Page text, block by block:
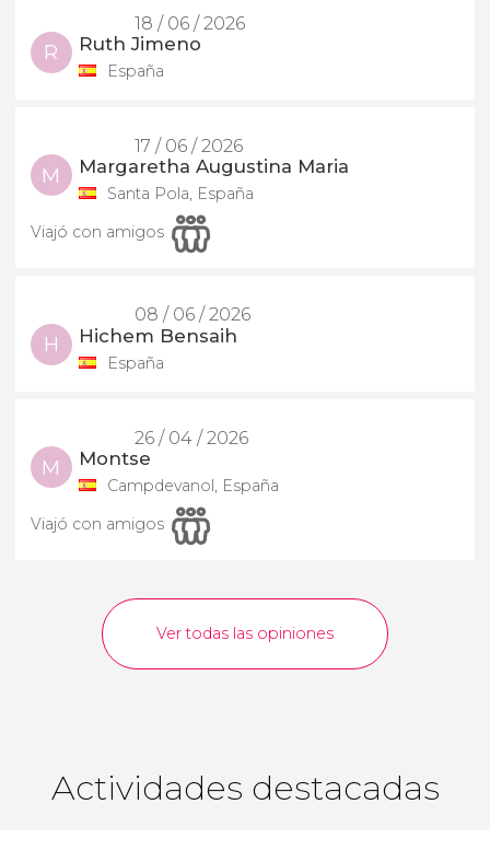
18 / 06 / 2026
R Ruth Jimeno
España
17 / 06 / 2026
M Margaretha Augustina Maria
Santa Pola, España
Viajó con amigos
08 / 06 / 2026
H Hichem Bensaih
España
26 / 04 / 2026
M Montse
Campdevanol, España
Viajó con amigos
Ver todas las opiniones
Actividades destacadas